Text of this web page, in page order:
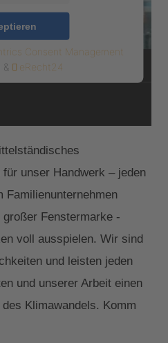
Consent Management
& eRecht24
unser Handwerk – jeden
Familienunternehmen
Fenstermarke -
voll ausspielen. Wir sind
und leisten jeden
und unserer Arbeit einen
Klimawandels. Komm